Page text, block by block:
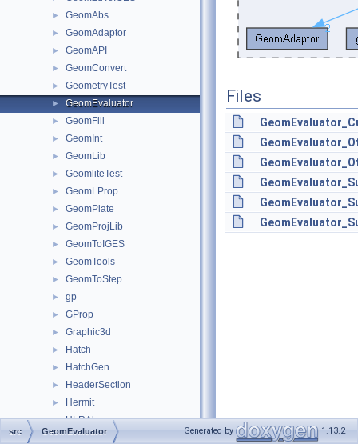
► GeomAbs
► GeomAdaptor
► GeomAPI
► GeomConvert
► GeometryTest
► GeomEvaluator
► GeomFill
► GeomInt
► GeomLib
► GeomliteTest
► GeomLProp
► GeomPlate
► GeomProjLib
► GeomToIGES
► GeomTools
► GeomToStep
► gp
► GProp
► Graphic3d
► Hatch
► HatchGen
► HeaderSection
► Hermit
► HLRAlgo
► HLRAppli
Files
src GeomEvaluator Generated by 1.13.2